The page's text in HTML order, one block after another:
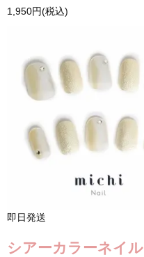
1,950円(税込)
即日発送
シアーカラーネイル